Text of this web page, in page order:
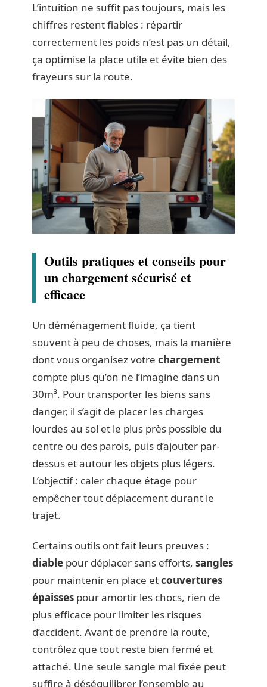
L’intuition ne suffit pas toujours, mais les
chiffres restent fiables : répartir
correctement les poids n’est pas un détail,
ça optimise la place utile et évite bien des
frayeurs sur la route.
Outils pratiques et conseils pour
un chargement sécurisé et
efficace
Un déménagement fluide, ça tient
souvent à peu de choses, mais la manière
dont vous organisez votre chargement
compte plus qu’on ne l’imagine dans un
30m³. Pour transporter les biens sans
danger, il s’agit de placer les charges
lourdes au sol et le plus près possible du
centre ou des parois, puis d’ajouter par-
dessus et autour les objets plus légers.
L’objectif : caler chaque étage pour
empêcher tout déplacement durant le
trajet.
Certains outils ont fait leurs preuves :
diable pour déplacer sans efforts, sangles
pour maintenir en place etcouvertures
épaisses pour amortir les chocs, rien de
plus efficace pour limiter les risques
d’accident. Avant de prendre la route,
contrôlez que tout reste bien fermé et
attaché. Une seule sangle mal fixée peut
suffire à déséquilibrer l’ensemble au